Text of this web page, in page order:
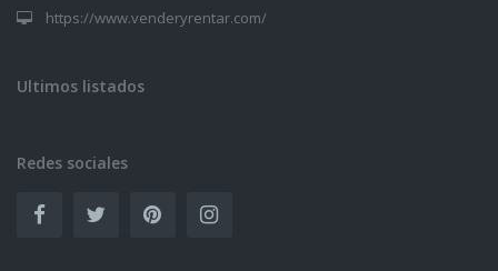
https://www.venderyrentar.com/
Ultimos listados
Redes sociales